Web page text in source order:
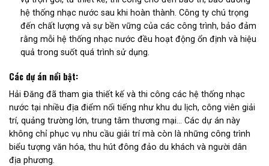
hệ thống nhạc nước sau khi hoàn thành. Công ty chú trọng
đến chất lượng và sự bền vững của các công trình, bảo đảm
rằng mỗi hệ thống nhạc nước đều hoạt động ổn định và hiệu
quả trong suốt quá trình sử dụng.
Các dự án nổi bật:
Hải Đăng đã tham gia thiết kế và thi công các hệ thống nhạc
nước tại nhiều địa điểm nổi tiếng như khu du lịch, công viên giải
trí, quảng trường lớn, trung tâm thương mại… Các dự án này
không chỉ phục vụ nhu cầu giải trí mà còn là những công trình
biểu tượng văn hóa, thu hút đông đảo du khách và người dân
địa phương.